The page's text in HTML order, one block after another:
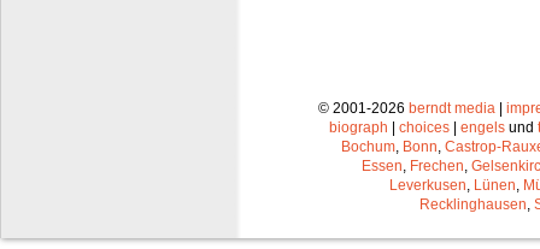
© 2001-2026 berndt media|
biograph
choices engels und
Bochum, Bonn, Castrop-
Essen, Frechen,
Leverkusen, Lünen,
Recklinghausen,